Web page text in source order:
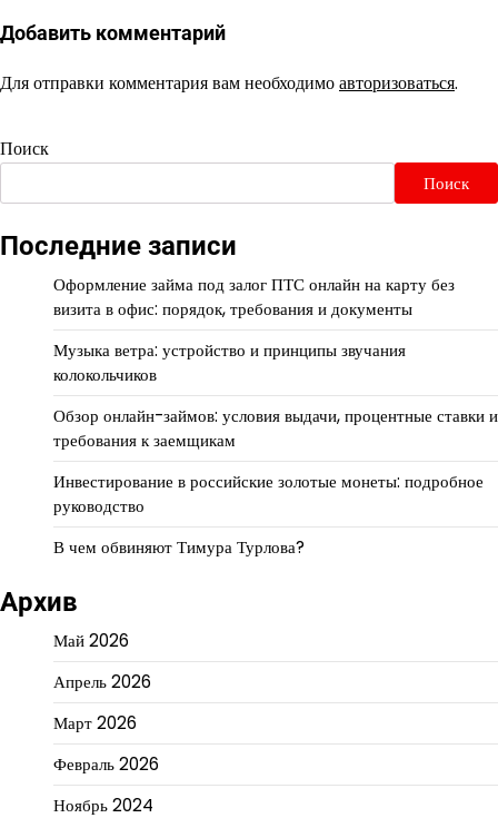
Добавить комментарий
Для отправки комментария вам необходимоавторизоваться.
Поиск
Поиск
Последние записи
Оформление займа под залог ПТС онлайн на карту без
визита в офис: порядок, требования и документы
Музыка ветра: устройство и принципы звучания
колокольчиков
Обзор онлайн-займов: условия выдачи, процентные ставки и
требования к заемщикам
Инвестирование в российские золотые монеты: подробное
руководство
В чем обвиняют Тимура Турлова?
Архив
Май 2026
Апрель 2026
Март 2026
Февраль 2026
Ноябрь 2024